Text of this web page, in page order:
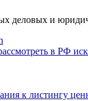
деловых и
в РФ
к листингу